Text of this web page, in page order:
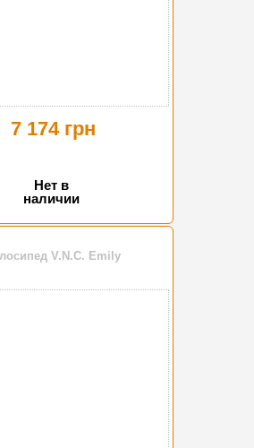
7 174 грн
Нет в
наличии
V.N.C. Emily